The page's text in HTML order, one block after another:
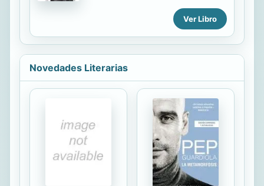
Pichinte and José Ramón González,
in Guatemala on Feb. 19, 2007, as
and the associated investigations.
Ver Libro
Novedades Literarias